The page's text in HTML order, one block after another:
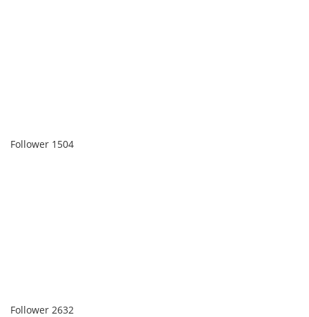
Follower 1504
Follower 2632